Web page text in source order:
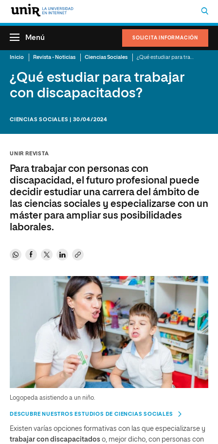
SOLICITA INFORMACIÓN
Menú
Inicio Revista - Noticias Ciencias Sociales
¿Qué estudiar para trabajar
con discapacitados?
CIENCIAS SOCIALES | 30/04/2024
UNIR REVISTA
Para trabajar con personas con
discapacidad, el futuro profesional puede
decidir estudiar una carrera del ámbito de
las ciencias sociales y especializarse con un
máster para ampliar sus posibilidades
laborales.
Logopeda asistiendo a un niño.
DESCUBRE NUESTROS ESTUDIOS DE CIENCIAS SOCIALES
Existen varías opciones formativas con las que especializarse y
trabajar con discapacitados o, mejor dicho, con personas con